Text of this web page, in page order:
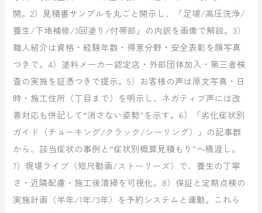
開。2）見積書サンプルを丸ごと開示し、「足場/高圧洗浄/
養生/下地補修/3回塗り/付帯部」の内訳を画像で解説。3）
職人紹介は資格・経験年数・得意分野・安全表彰を顔写真
つきで。4）塗料メーカー認定店・外部団体加入・第三者検
査の実施を証憑つきで提示。5）お客様の声は原文写真・日
時・施工住所（丁目まで）を明示し、ネガティブ声には改
善対応も併記して“消さない姿勢”を示す。6）「劣化症状別
ガイド（チョーキング/クラック/シーリング）」の記事群
から、該当症状の事例と“症状別概算見積もり”へ橋渡し。
7）現場ライブ（短尺動画/ストーリーズ）で、養生の丁寧
さ・近隣配慮・施工後清掃を可視化。8）保証と定期点検の
実施計画（半年/1年/3年）を予約システムと連動。これら